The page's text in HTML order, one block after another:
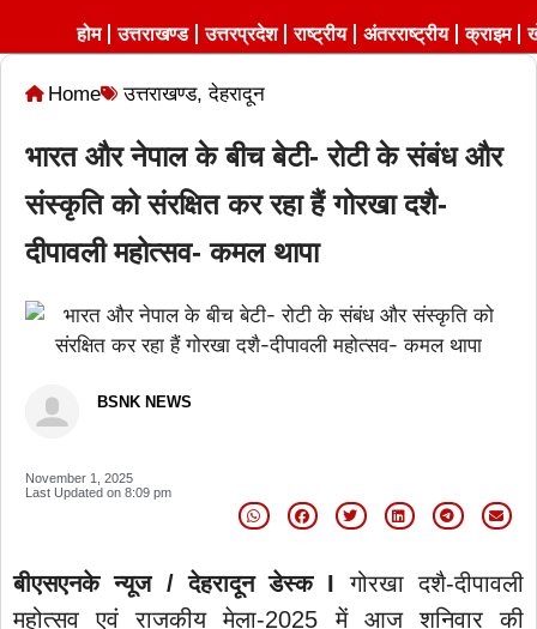
होम उत्तराखण्ड उत्तरप्रदेश राष्ट्रीय अंतरराष्ट्रीय क्राइम
Home उत्तराखण्ड,देहरादून
भारत और नेपाल के बीच बेटी- रोटी के संबंध और
संस्कृति को संरक्षित कर रहा हैं गोरखा दशै-
दीपावली महोत्सव- कमल थापा
BSNK NEWS
November 1, 2025
Last Updated on 8:09 pm
बीएसएनके न्यूज / देहरादून डेस्क I गोरखा दशै-दीपावली
महोत्सव एवं राजकीय मेला-2025 में आज शनिवार की